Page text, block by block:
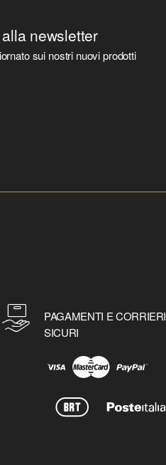
newsletter
sui nostri nuovi prodotti
PAGAMENTI E CORRIERI
SICURI